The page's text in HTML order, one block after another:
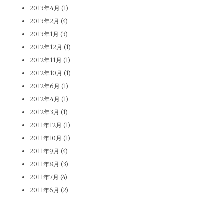
2013年4月 (1)
2013年2月 (4)
2013年1月 (3)
2012年12月 (1)
2012年11月 (1)
2012年10月 (1)
2012年6月 (1)
2012年4月 (1)
2012年3月 (1)
2011年12月 (1)
2011年10月 (1)
2011年9月 (4)
2011年8月 (3)
2011年7月 (4)
2011年6月 (2)